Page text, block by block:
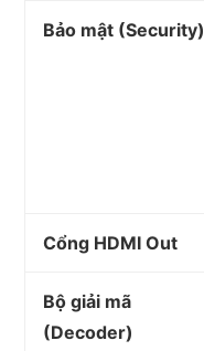
Bảo mật (Security)
Cổng HDMI Out
Bộ giải mã
(Decoder)